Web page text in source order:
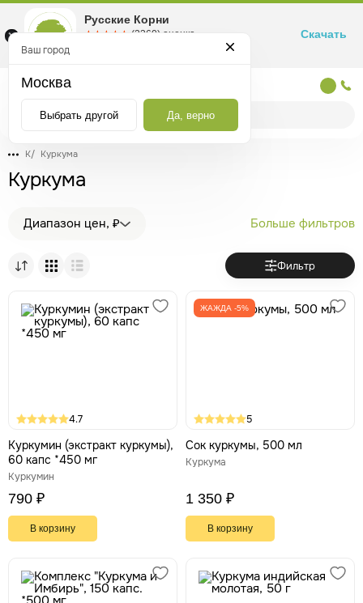
К/ Куркума
Куркума
Диапазон цен, ₽ Больше фильтров
Фильтр
4.7
Куркумин (экстракт куркумы),
60 капс *450 мг
Куркумин
790 ₽
В корзину
ЖАЖДА -5%
5
Сок куркумы, 500 мл
Куркума
1 350 ₽
В корзину
Ваш город
Москва
Выбрать другой Да, верно
Русские Корни
☆☆☆☆☆
★★★★★ (2360) оценка
Маркетплейс товаров для здоровья
Скачать